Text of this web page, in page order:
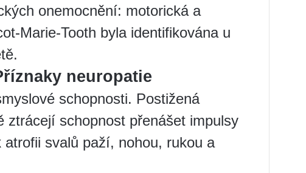
onemocnění: motorická a
Marie-Tooth byla identifikována u
neuropatie
schopnosti. Postižená
ztrácejí schopnost přenášet impulsy
svalů paží, nohou, rukou a